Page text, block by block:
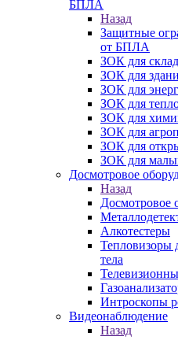
БПЛА
Назад
Защитные
от БПЛА
ЗОК для
ЗОК для
ЗОК для
ЗОК для
ЗОК для
ЗОК для
ЗОК для
ЗОК для
Досмотровое
Назад
Досмотровое
Алкотестеры
Тепловизоры
тела
Интроскопы
Видеонаблюдение
Назад